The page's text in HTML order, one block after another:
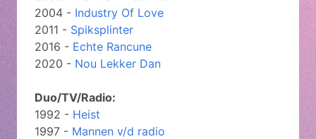
2004 - Industry Of Love
2011 - Spiksplinter
2016 - Echte Rancune
2020 - Nou Lekker Dan
Duo/TV/Radio:
1992 - Heist
1997 - Mannen v/d radio